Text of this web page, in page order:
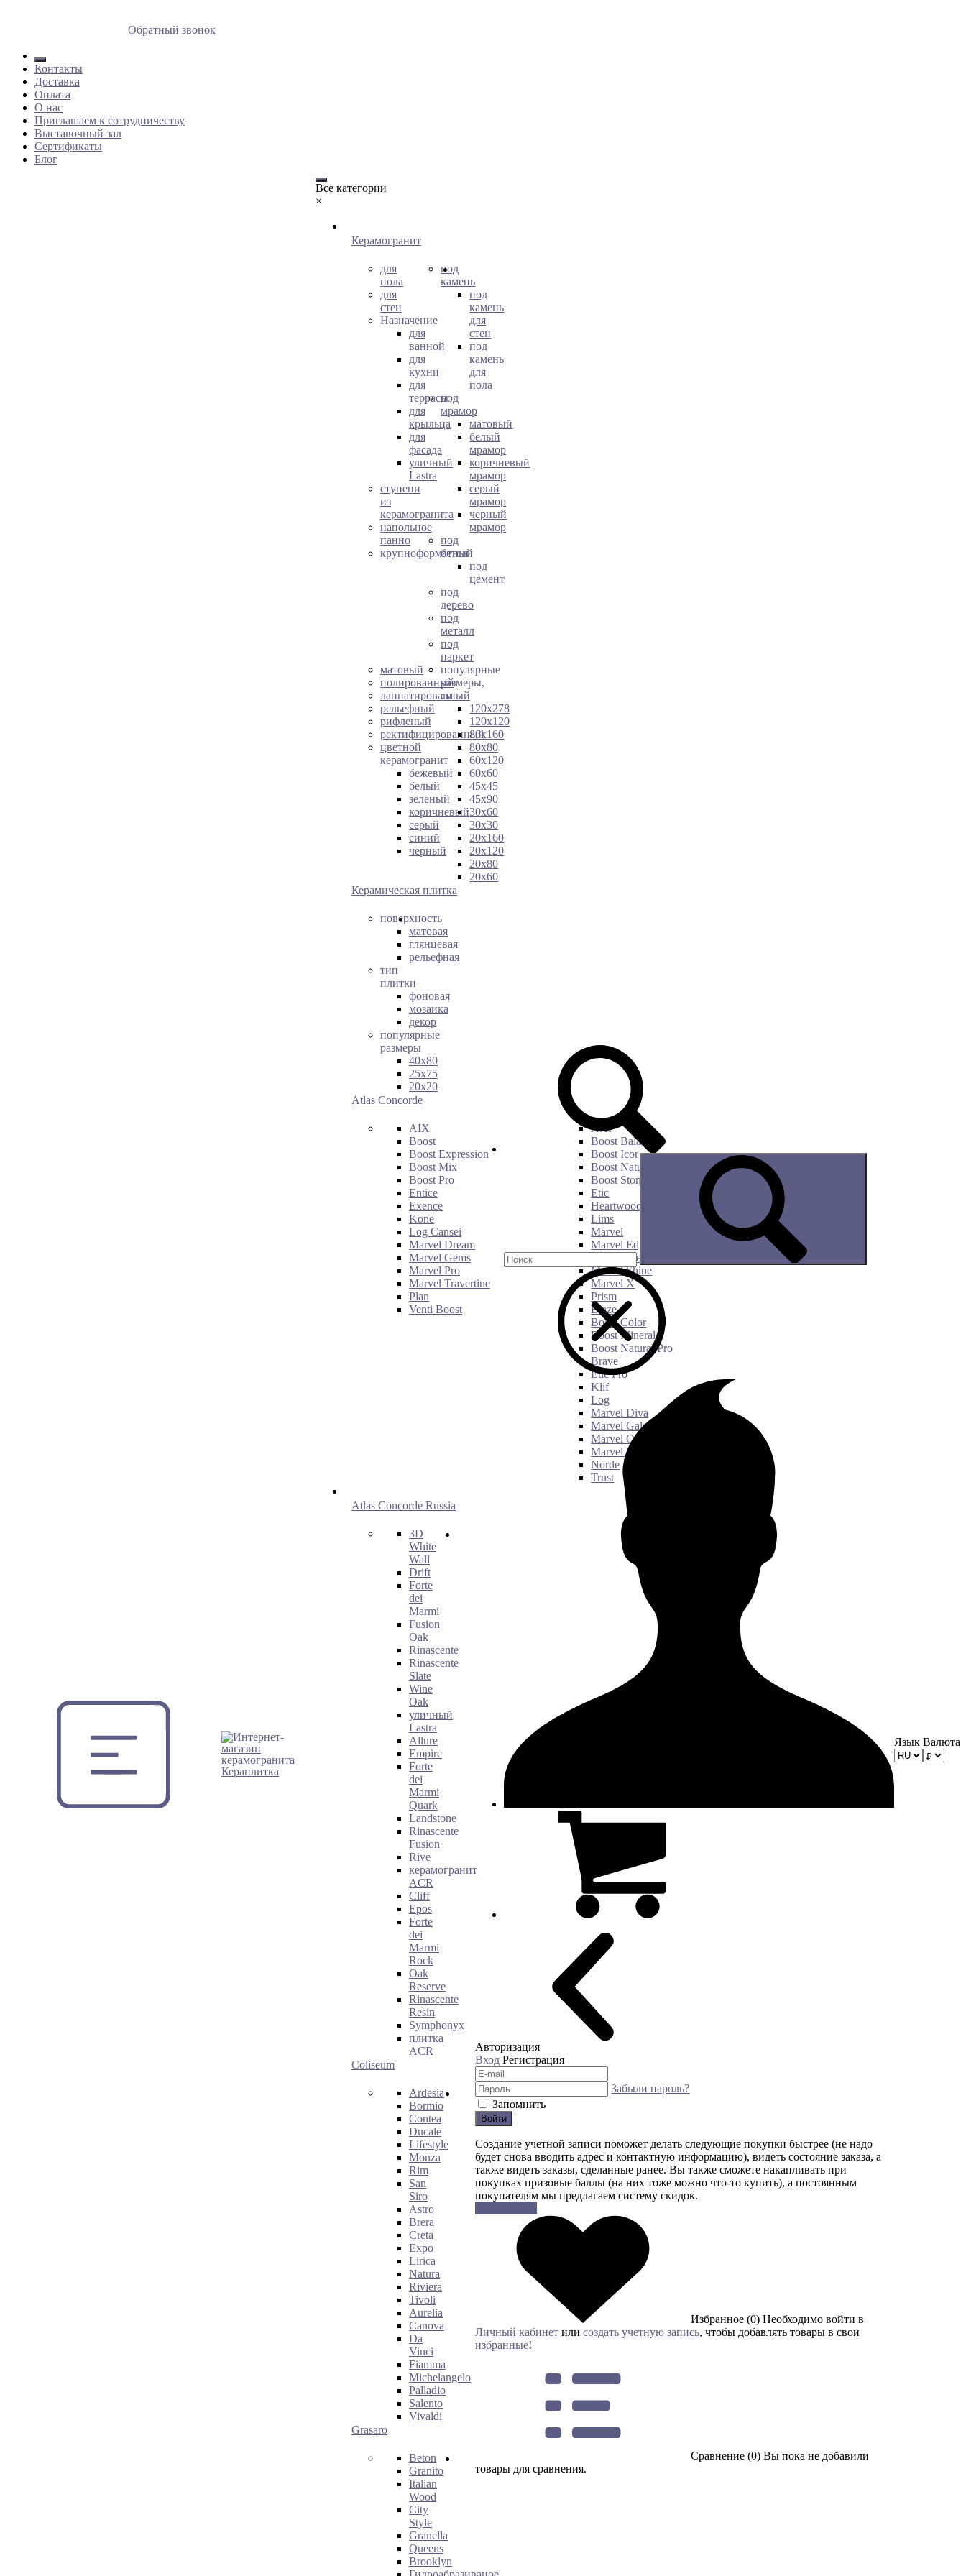
Обратный звонок
Контакты
Доставка
Оплата
О нас
Приглашаем к сотрудничеству
Выставочный зал
Сертификаты
Блог
Все категории
×
Керамогранит
для
пола
для
стен
Назначение
для
ванной
для
кухни
для
террасы
для
крыльца
для
фасада
уличный
Lastra
ступени
из
керамогранита
напольное
панно
крупноформатный
под
камень
под
камень
для
стен
под
камень
для
пола
под
мрамор
матовый
белый
мрамор
коричневый
мрамор
серый
мрамор
черный
мрамор
под
бетон
под
цемент
под
дерево
под
металл
под
паркет
матовый
полированный
лаппатированный
рельефный
рифленый
ректифицированный
цветной
керамогранит
бежевый
белый
зеленый
коричневый
серый
синий
черный
популярные
размеры,
см
120х278
120х120
80х160
80х80
60х120
60х60
45х45
45х90
30х60
30х30
20х160
20х120
20х80
20х60
Керамическая плитка
поверхность
матовая
глянцевая
рельефная
тип
плитки
фоновая
мозаика
декор
популярные
размеры
40х80
25х75
20х20
Atlas Concorde
AIX
Boost
Boost Expression
Boost Mix
Boost Pro
Entice
Exence
Kone
Log Cansei
Marvel Dream
Marvel Gems
Marvel Pro
Marvel Travertine
Plan
Venti Boost
AXI
Boost Balance
Boost Icor
Boost Natural
Boost Stone
Etic
Heartwood
Lims
Marvel
Marvel Edge
Marvel Meraviglia
Marvel Shine
Marvel X
Prism
Blaze
Boost Color
Boost Mineral
Boost Natural Pro
Brave
Etic Pro
Klif
Log
Marvel Diva
Marvel Gala
Marvel Onyx
Marvel Stone
Norde
Trust
Atlas Concorde Russia
3D
White
Wall
Drift
Forte
dei
Marmi
Fusion
Oak
Rinascente
Rinascente
Slate
Wine
Oak
уличный
Lastra
Allure
Empire
Forte
dei
Marmi
Quark
Landstone
Rinascente
Fusion
Rive
керамогранит
ACR
Cliff
Epos
Forte
dei
Marmi
Rock
Oak
Reserve
Rinascente
Resin
Symphonyx
плитка
ACR
Coliseum
Ardesia
Bormio
Contea
Ducale
Lifestyle
Monza
Rim
San
Siro
Astro
Brera
Creta
Expo
Lirica
Natura
Riviera
Tivoli
Aurelia
Canova
Da
Vinci
Fiamma
Michelangelo
Palladio
Salento
Vivaldi
Grasaro
Beton
Granito
Italian
Wood
City
Style
Granella
Queens
Brooklyn
Авторизация
Вход Регистрация
Забыли пароль?
Запомнить
Войти
Создание учетной записи поможет делать следующие покупки быстрее (не надо
будет снова вводить адрес и контактную информацию), видеть состояние заказа, а
также видеть заказы, сделанные ранее. Вы также сможете накапливать при
покупках призовые баллы (на них тоже можно что-то купить), а постоянным
покупателям мы предлагаем систему скидок.
Избранное (0)Необходимо войти в
Личный кабинет илисоздать учетную запись, чтобы добавлять товары в свои
избранные!
Сравнение (0)Вы пока не добавили
товары для сравнения.
Язык Валюта